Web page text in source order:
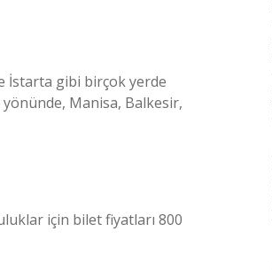
İstarta gibi birçok yerde
Manisa, Balkesir,
için bilet fiyatları 800